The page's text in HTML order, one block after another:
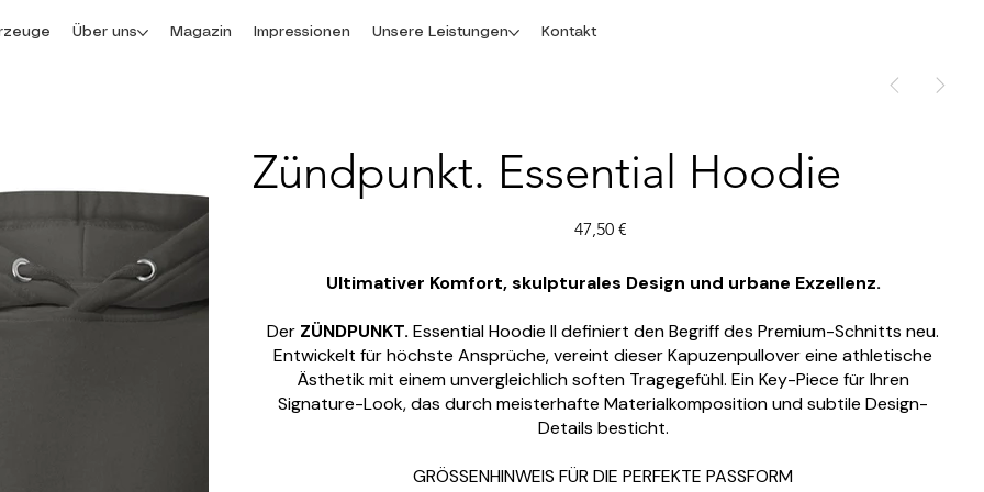
Über uns Magazin Impressionen Unsere Leistungen Kontakt
Zündpunkt. Essential Hoodie
Preis
47,50 €
Ultimativer Komfort, skulpturales Design und urbane Exzellenz.
Der ZÜNDPUNKT. Essential Hoodie II definiert den Begriff des Premium-Schnitts neu.
Entwickelt für höchste Ansprüche, vereint dieser Kapuzenpullover eine athletische
Ästhetik mit einem unvergleichlich soften Tragegefühl. Ein Key-Piece für Ihren
Signature-Look, das durch meisterhafte Materialkomposition und subtile Design-
Details besticht.
GRÖSSENHINWEIS FÜR DIE PERFEKTE PASSFORM